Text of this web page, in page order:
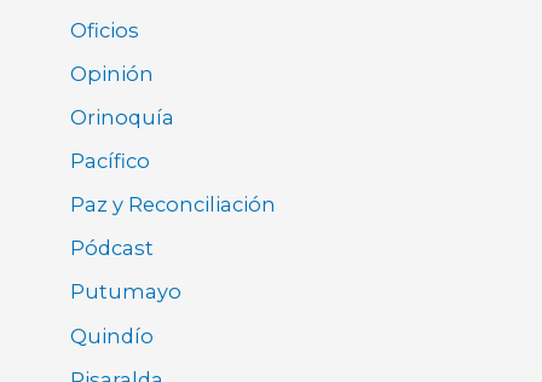
Oficios
Opinión
Orinoquía
Pacífico
Paz y Reconciliación
Pódcast
Putumayo
Quindío